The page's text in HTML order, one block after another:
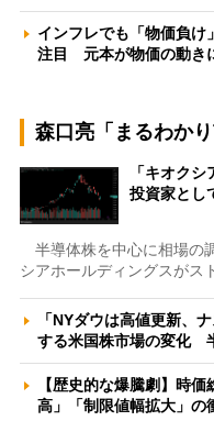
インフレでも「物価負け
注目 元本が物価の動き
森口亮「まるわかり
「キオク
投資家と
半導体株を中心に相場の
シアホールディングスがス
「NYダウは高値更新、
する米国株市場の変化
【歴史的な爆騰劇】時
高」「制限値幅拡大」